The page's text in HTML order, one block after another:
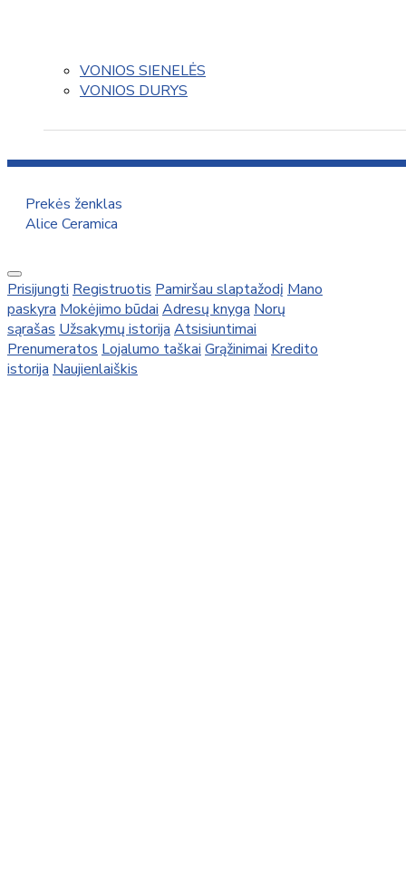
VONIOS SIENELĖS
VONIOS DURYS
Prekės ženklas
Alice Ceramica
Prisijungti Registruotis Pamiršau slaptažodį Mano
paskyra Mokėjimo būdai Adresų knyga Norų
sąrašas Užsakymų istorija Atsisiuntimai
Prenumeratos Lojalumo taškai Grąžinimai Kredito
istorija Naujienlaiškis